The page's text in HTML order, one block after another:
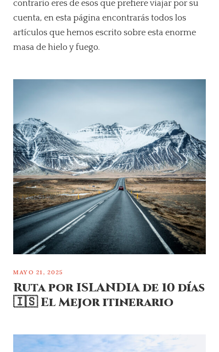
contrario eres de esos que prefiere viajar por su
cuenta, en esta página encontrarás todos los
artículos que hemos escrito sobre esta enorme
masa de hielo y fuego.
MAYO 21, 2025
Ruta por ISLANDIA de 10 días
🇮🇸 El Mejor itinerario